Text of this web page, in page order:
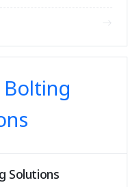
Solutions